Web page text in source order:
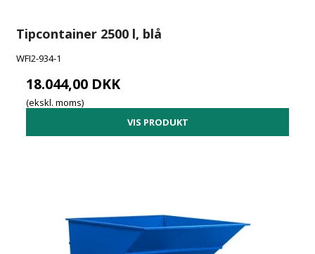
Tipcontainer 2500 l, blå
WFI2-934-1
18.044,00 DKK
(ekskl. moms)
VIS PRODUKT